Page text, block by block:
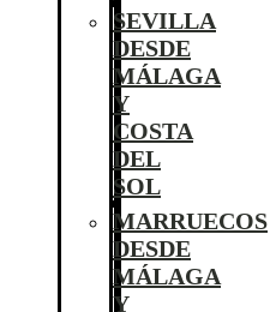
SEVILLA
DESDE
MÁLAGA
Y
COSTA
DEL
SOL
MARRUECOS
DESDE
MÁLAGA
Y